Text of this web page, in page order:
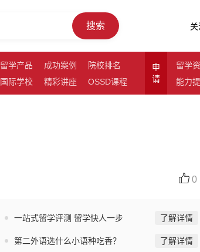
搜索
留学产品 成功案例
院校排名
国际学校
精彩讲座 OSSD课程
申
请
留学
能力
0
一站式留学评测 留学快人一步 了解详情
第二外语选什么小语种吃香？ 了解详情